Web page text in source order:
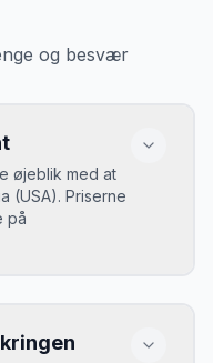
og besvær
øjeblik med at
(USA). Priserne
på
og de bedste